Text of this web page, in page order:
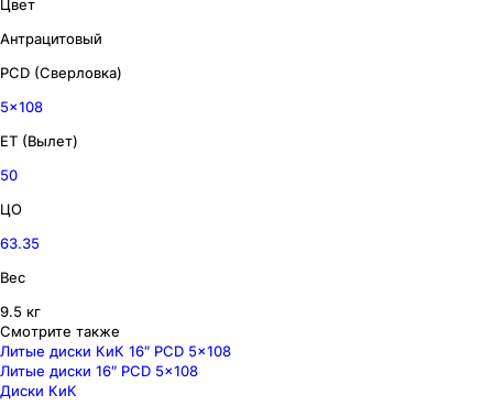
Цвет
Антрацитовый
PCD (Сверловка)
5x108
ET (Вылет)
50
ЦО
63.35
Вес
9.5 кг
Смотрите также
Литые диски КиК 16″ PCD 5x108
Литые диски 16″ PCD 5x108
Диски КиК